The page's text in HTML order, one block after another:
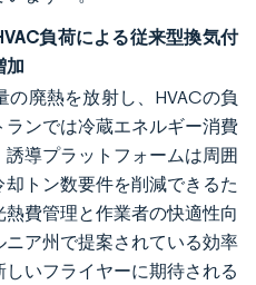
負荷による従来型換気付
加
廃熱を放射し、HVACの負
ンでは冷蔵エネルギー消費
導プラットフォームは周囲
トン数要件を削減できるた
費管理と作業者の快適性向
ア州で提案されている効率
いフライヤーに期待される